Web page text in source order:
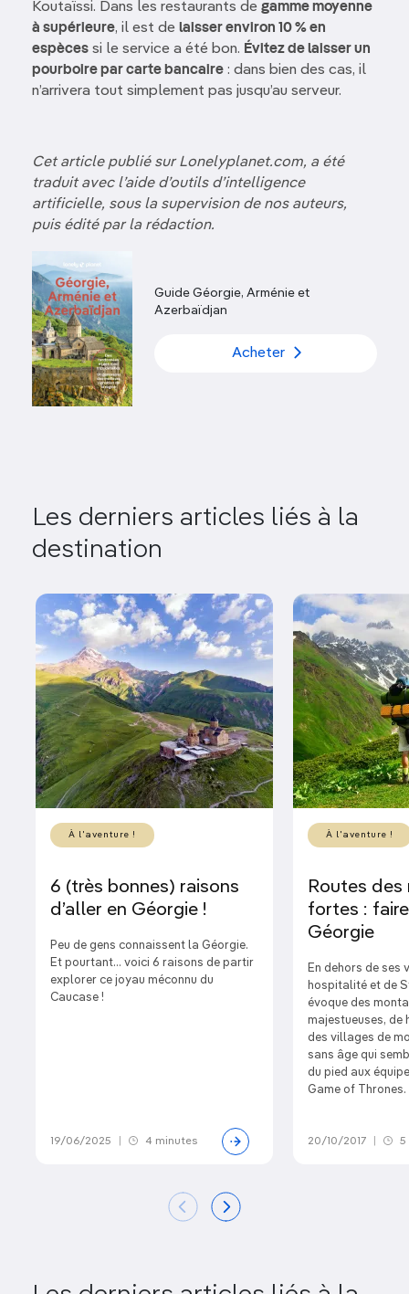
Koutaïssi. Dans les restaurants de gamme moyenne
à supérieure, il est de laisser environ 10 % en
espèces si le service a été bon. Évitez de laisser un
pourboire par carte bancaire : dans bien des cas, il
n’arrivera tout simplement pas jusqu’au serveur.
Cet article publié sur Lonelyplanet.com, a été
traduit avec l’aide d’outils d’intelligence
artificielle, sous la supervision de nos auteurs,
puis édité par la rédaction.
Guide Géorgie, Arménie et
Azerbaïdjan
Acheter
Les derniers articles liés à la
destination
À l'aventure !
6 (très bonnes) raisons
d’aller en Géorgie !
Peu de gens connaissent la Géorgie.
Et pourtant… voici 6 raisons de partir
explorer ce joyau méconnu du
Caucase !
19/06/2025 4 minutes
À l'aventure !
Routes des
fortes :
Géorgie
En dehors de ses
hospitalité et de
évoque des
majestueuses, de
des villages de
sans âge qui
du pied aux
Game of Thrones.
20/10/2017 5